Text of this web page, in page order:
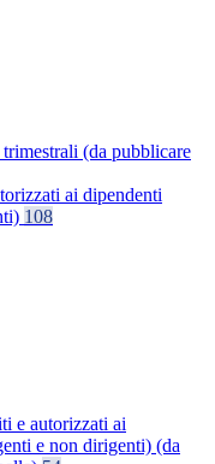
trimestrali (da pubblicare
ai dipendenti
108
e autorizzati ai
e non dirigenti) (da